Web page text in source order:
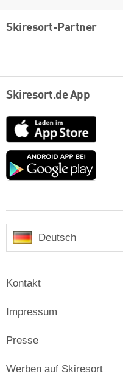
Skiresort-Partner
Skiresort.de App
App
Store
Google
Deutsch
Kontakt
Impressum
Presse
Werben auf Skiresort